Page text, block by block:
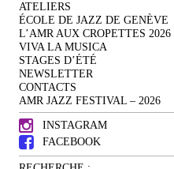
ATELIERS
ÉCOLE DE JAZZ DE GENÈVE
L’AMR AUX CROPETTES 2026
VIVA LA MUSICA
STAGES D’ÉTÉ
NEWSLETTER
CONTACTS
AMR JAZZ FESTIVAL – 2026
INSTAGRAM
FACEBOOK